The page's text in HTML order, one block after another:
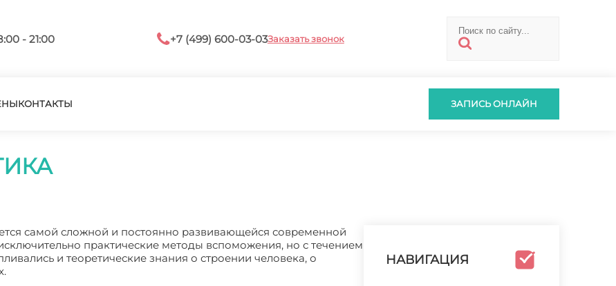
- 21:00 +7 (499) 600-03-03Заказать звонок
КОНТАКТЫ ЗАПИСЬ ОНЛАЙН
самой сложной и постоянно развивающейся современной
практические методы вспоможения, но с течением
и теоретические знания о строении человека, о
НАВИГАЦИЯ